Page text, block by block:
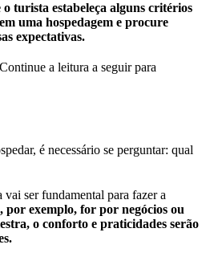
turista estabeleça alguns critérios
uma hospedagem e procure
expectativas.
a leitura a seguir para
é necessário se perguntar: qual
vai ser fundamental para fazer a
por exemplo, for por negócios ou
o conforto e praticidades serão